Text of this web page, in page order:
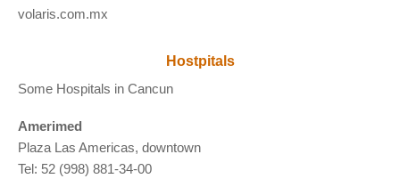
volaris.com.mx
Hostpitals
Some Hospitals in Cancun
Amerimed
Plaza Las Americas, downtown
Tel: 52 (998) 881-34-00